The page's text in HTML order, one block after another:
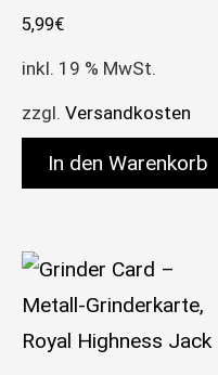
5,99€
inkl. 19 % MwSt.
zzgl. Versandkosten
In den Warenkorb